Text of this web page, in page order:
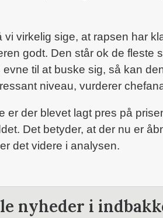
vi virkelig sige, at rapsen har
godt. Den står ok de fleste
til at buske sig, så kan
niveau, vurderer
er der blevet lagt pres på
Det betyder, at der nu er
det videre i analysen.
nyheder i